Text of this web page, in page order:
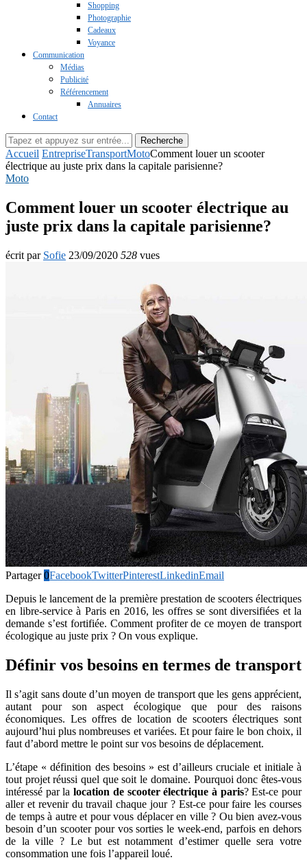
Shopping
Photographie
Cadeaux
Voyance
Communication
Médias
Publicité
Référencement
Annuaires
Contact
Recherche
Accueil EntrepriseTransportMotoComment louer un scooter
électrique au juste prix dans la capitale parisienne?
Moto
Comment louer un scooter électrique au
juste prix dans la capitale parisienne?
écrit par Sofie 23/09/2020 528 vues
Partager 0FacebookTwitterPinterestLinkedinEmail
Depuis le lancement de la première prestation de scooters électriques
en libre-service à Paris en 2016, les offres se sont diversifiées et la
demande s’est fortifiée. Comment profiter de ce moyen de transport
écologique au juste prix ? On vous explique.
Définir vos besoins en termes de transport
Il s’agit sans doute d’un moyen de transport que les gens apprécient,
autant pour son aspect écologique que pour des raisons
économiques. Les offres de location de scooters électriques sont
aujourd’hui plus nombreuses et variées. Et pour faire le bon choix, il
faut d’abord mettre le point sur vos besoins de déplacement.
L’étape « définition des besoins » est d’ailleurs cruciale et initiale à
tout projet réussi quel que soit le domaine. Pourquoi donc êtes-vous
intéressé par lalocation de scooter électrique à paris? Est-ce pour
aller et revenir du travail chaque jour ? Est-ce pour faire les courses
de temps à autre et pour vous déplacer en ville ? Ou bien avez-vous
besoin d’un scooter pour vos sorties le week-end, parfois en dehors
de la ville ? Le but est notamment d’estimer quelle sera votre
consommation une fois l’appareil loué.